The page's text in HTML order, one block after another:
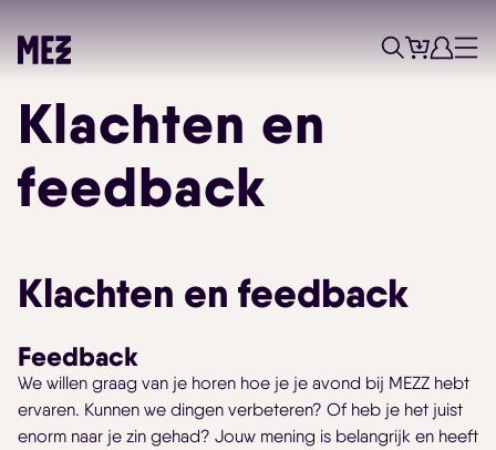
Skip navigatie
ZoekTicketsAccount
Menu
Klachten en
feedback
Klachten en feedback
Feedback
We willen graag van je horen hoe je je avond bij MEZZ hebt
ervaren. Kunnen we dingen verbeteren? Of heb je het juist
enorm naar je zin gehad? Jouw mening is belangrijk en heeft